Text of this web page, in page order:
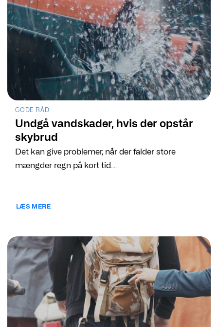
GODE RÅD
Undgå vandskader, hvis der opstår
skybrud
Det kan give problemer, når der falder store
mængder regn på kort tid....
LÆS MERE